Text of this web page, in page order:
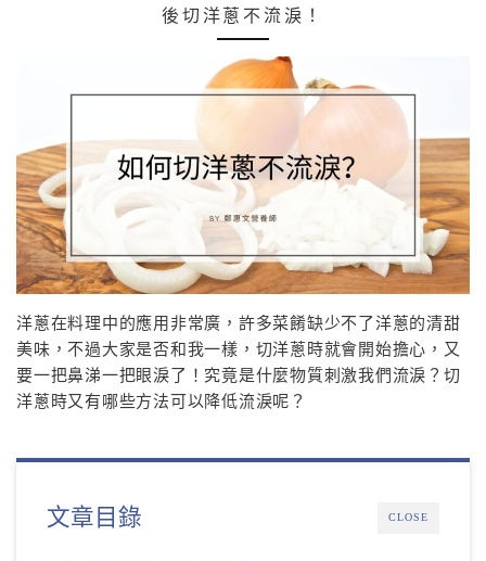
後切洋蔥不流淚！
洋蔥在料理中的應用非常廣，許多菜餚缺少不了洋蔥的清甜
美味，不過大家是否和我一樣，切洋蔥時就會開始擔心，又
要一把鼻涕一把眼淚了！究竟是什麼物質刺激我們流淚？切
洋蔥時又有哪些方法可以降低流淚呢？
CLOSE
文章目錄